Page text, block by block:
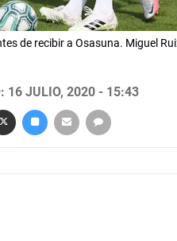
de recibir a Osasuna. Miguel
16 JULIO, 2020 - 15:43